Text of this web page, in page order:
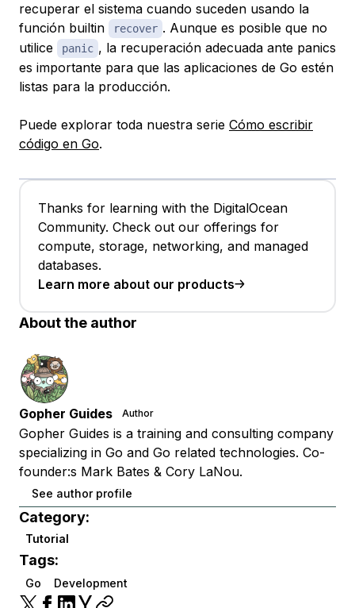
recuperar el sistema cuando suceden usando la
función builtin
recover . Aunque es posible que no
utilice
panic , la recuperación adecuada ante panics
es importante para que las aplicaciones de Go estén
listas para la producción.
Puede explorar toda nuestra serie Cómo escribir
código en Go.
Thanks for learning with the DigitalOcean
Community. Check out our offerings for
compute, storage, networking, and managed
databases.
Learn more about our products
About the author
Gopher Guides Author
Gopher Guides is a training and consulting company
specializing in Go and Go related technologies. Co-
founder:s Mark Bates & Cory LaNou.
See author profile
Category:
Tutorial
Tags:
Go Development